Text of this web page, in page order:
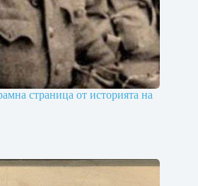
страница от историята на